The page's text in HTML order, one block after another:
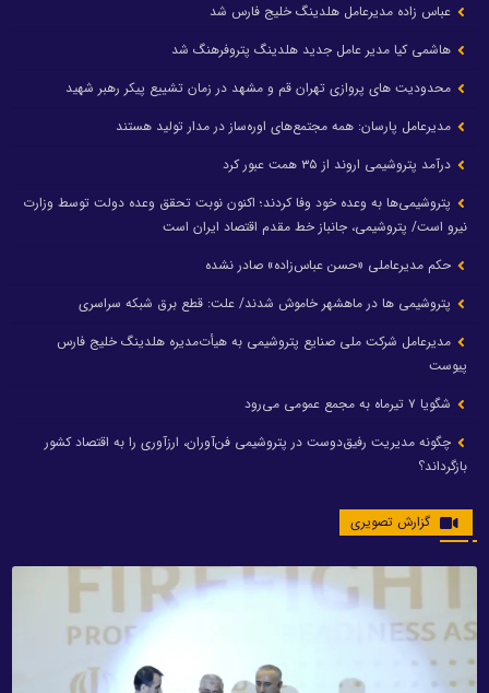
عباس زاده مدیرعامل هلدینگ خلیج فارس شد
هاشمی کیا مدیر عامل جدید هلدینگ پتروفرهنگ شد
محدودیت های پروازی تهران قم و مشهد در زمان تشییع پیکر رهبر شهید
مدیرعامل پارسان: همه مجتمع‌های اوره‌ساز در مدار تولید هستند
درآمد پتروشیمی اروند از ۳۵ همت عبور کرد
پتروشیمی‌ها به وعده خود وفا کردند؛ اکنون نوبت تحقق وعده دولت توسط وزارت
نیرو است/ پتروشیمی، جانباز خط مقدم اقتصاد ایران است
حکم مدیرعاملی «حسن عباس‌زاده» صادر نشده
پتروشیمی ها در ماهشهر خاموش شدند/ علت: قطع برق شبکه سراسری
مدیرعامل شرکت ملی صنایع پتروشیمی به هیأت‌مدیره هلدینگ خلیج فارس
پیوست
شگویا ۷ تیرماه به مجمع عمومی می‌رود
چگونه مدیریت رفیق‌دوست در پتروشیمی فن‌آوران، ارزآوری را به اقتصاد کشور
بازگرداند؟
گزارش تصویری